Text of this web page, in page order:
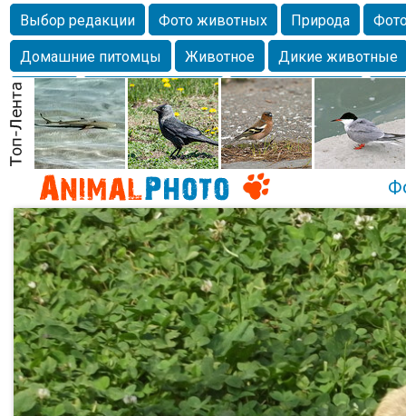
Выбор редакции Фото животных Природа
Домашние питомцы
Животное
Дикие животные
Собаки
Alexanderandronik Млекопитающие
Морда
Собачка Осень Портрет
Домашние
Насекомое
Коты Lebert Дикие птицы Утка